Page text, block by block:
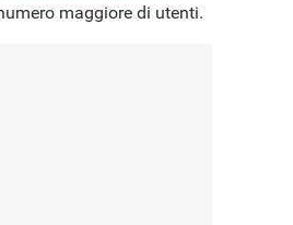
maggiore di utenti.